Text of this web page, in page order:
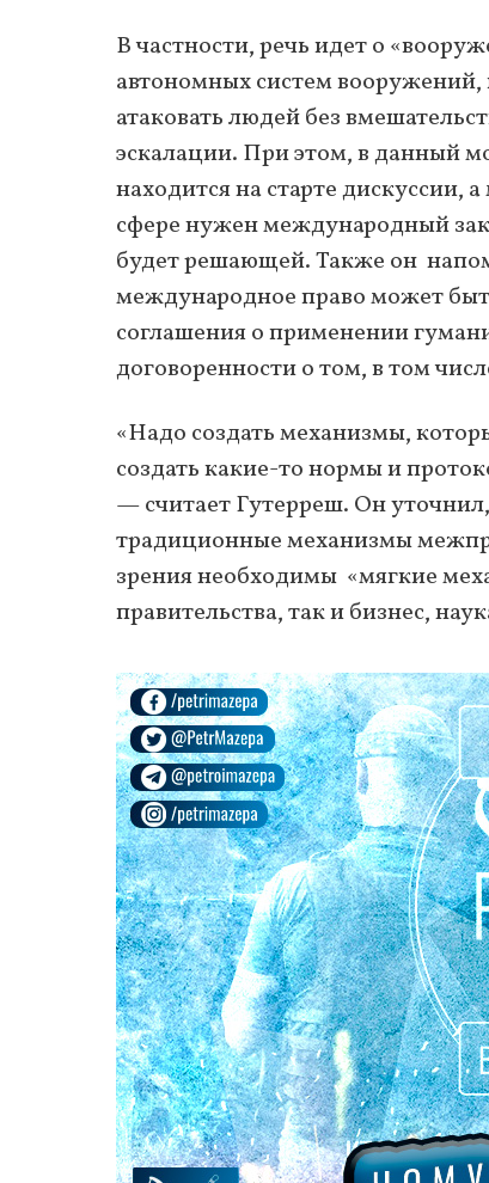
В частности, речь идет о
автономных систем вооружений,
атаковать людей без
эскалации. При этом, в данный
находится на старте дискуссии,
сфере нужен международный
будет решающей. Также он
международное право может
соглашения о применении
договоренности о том, в том
«Надо создать механизмы,
создать какие-то нормы и
— считает Гутерреш. Он
традиционные механизмы
зрения необходимы «мягкие
правительства, так и бизнес,